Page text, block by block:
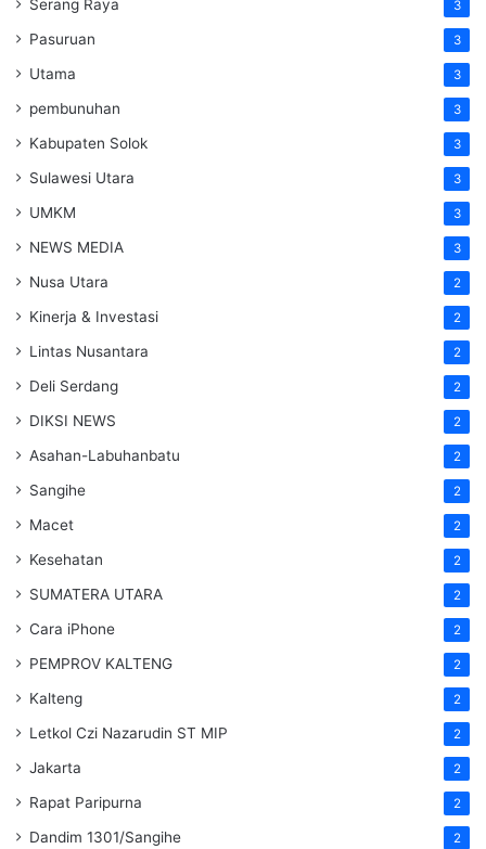
Serang Raya 3
Pasuruan 3
Utama 3
pembunuhan 3
Kabupaten Solok 3
Sulawesi Utara 3
UMKM 3
NEWS MEDIA 3
Nusa Utara 2
Kinerja & Investasi 2
Lintas Nusantara 2
Deli Serdang 2
DIKSI NEWS 2
Asahan-Labuhanbatu 2
Sangihe 2
Macet 2
Kesehatan 2
SUMATERA UTARA 2
Cara iPhone 2
PEMPROV KALTENG 2
Kalteng 2
Letkol Czi Nazarudin ST MIP 2
Jakarta 2
Rapat Paripurna 2
Dandim 1301/Sangihe 2